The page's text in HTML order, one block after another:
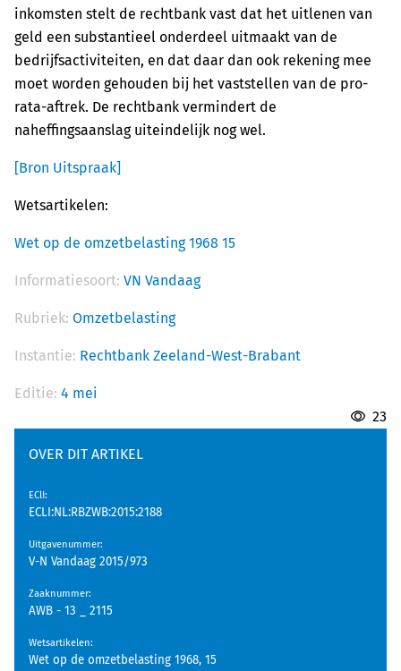
inkomsten stelt de rechtbank vast dat het uitlenen van
geld een substantieel onderdeel uitmaakt van de
bedrijfsactiviteiten, en dat daar dan ook rekening mee
moet worden gehouden bij het vaststellen van de pro-
rata-aftrek. De rechtbank vermindert de
naheffingsaanslag uiteindelijk nog wel.
[Bron Uitspraak]
Wetsartikelen:
Wet op de omzetbelasting 1968 15
Informatiesoort: VN Vandaag
Rubriek: Omzetbelasting
Instantie: Rechtbank Zeeland-West-Brabant
Editie: 4 mei
23
OVER DIT ARTIKEL
EClI:
ECLI:NL:RBZWB:2015:2188
Uitgavenummer:
V-N Vandaag 2015/973
Zaaknummer:
AWB - 13 _ 2115
Wetsartikelen:
Wet op de omzetbelasting 1968, 15